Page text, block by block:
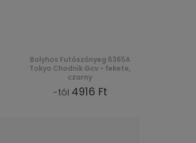
Bolyhos Futószőnyeg 6365A
Tokyo Chodnik Gcv - fekete,
czarny
-tól 4916 Ft